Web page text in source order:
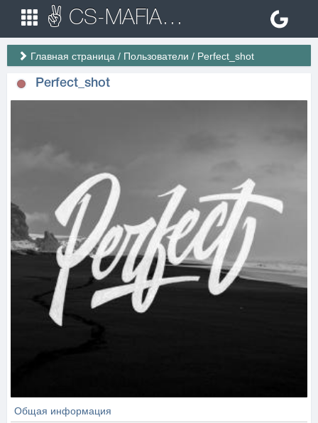
✌ CS-MAFIA.RU ✌ Игровые сервера Counter Strike 1.6
Главная страница / Пользователи / Perfect_shot
Perfect_shot
Общая информация